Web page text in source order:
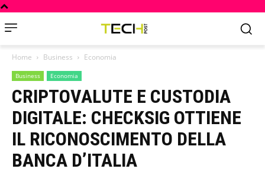
Home Business Economia
Business Economia
CRIPTOVALUTE E CUSTODIA
DIGITALE: CHECKSIG OTTIENE
IL RICONOSCIMENTO DELLA
BANCA D’ITALIA